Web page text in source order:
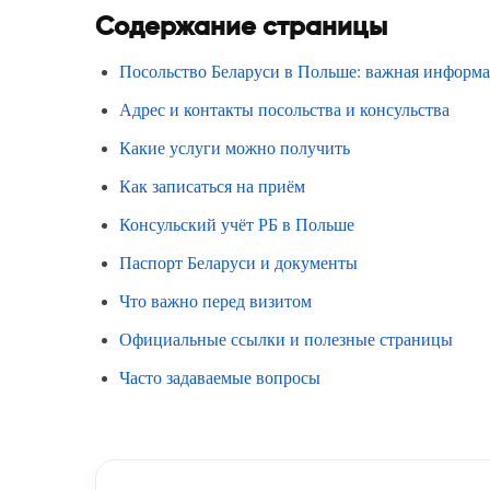
Содержание страницы
Посольство Беларуси в Польше: важная
Адрес и контакты посольства и консульства
Какие услуги можно получить
Как записаться на приём
Консульский учёт РБ в Польше
Паспорт Беларуси и документы
Что важно перед визитом
Официальные ссылки и полезные страницы
Часто задаваемые вопросы